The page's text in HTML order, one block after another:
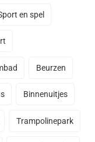
en spel
Beurzen
Binnenuitjes
Trampolinepark